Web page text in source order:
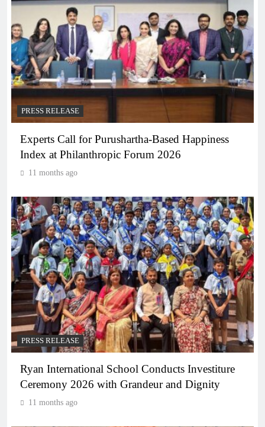
PRESS RELEASE
Experts Call for Purushartha-Based Happiness
Index at Philanthropic Forum 2026
11 months ago
PRESS RELEASE
Ryan International School Conducts Investiture
Ceremony 2026 with Grandeur and Dignity
11 months ago